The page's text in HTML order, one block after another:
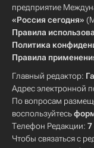
предприятие
«Россия сегодня»
Правила
Политика
Правила
Главный редактор:
Адрес электронной
По вопросам
воспользуйтесь
Телефон Редакции: 7
Чтобы связаться с